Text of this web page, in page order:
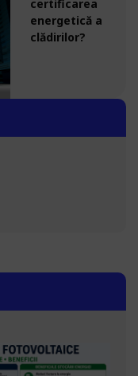
certificarea
energetică a
clădirilor?